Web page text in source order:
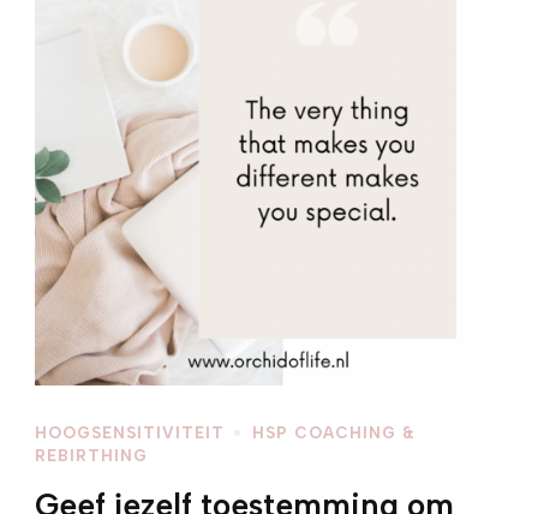
HOOGSENSITIVITEIT
HSP COACHING &
REBIRTHING
Geef jezelf toestemming om